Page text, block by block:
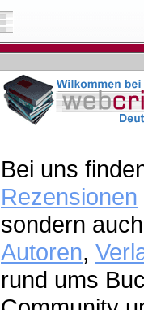
Bei uns
Rezensionen
sondern
Autoren,
rund ums